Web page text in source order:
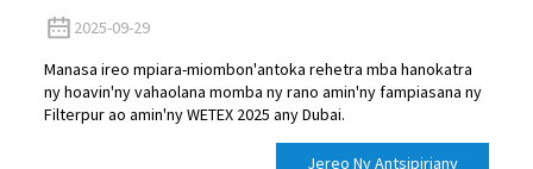
2025-09-29
Manasa ireo mpiara-miombon'antoka rehetra mba hanokatra
ny hoavin'ny vahaolana momba ny rano amin'ny fampiasana ny
Filterpur ao amin'ny WETEX 2025 any Dubai.
Jereo Ny Antsipiriany